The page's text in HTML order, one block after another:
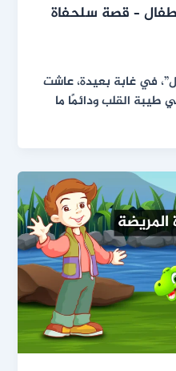
– قصة سلحفاة
في غابة بعيدة، عاشت
طيبة القلب ودائمًا ما